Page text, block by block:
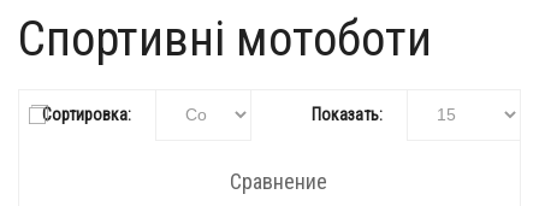
Спортивні мотоботи
Сортировка: Показать:
Сравнение